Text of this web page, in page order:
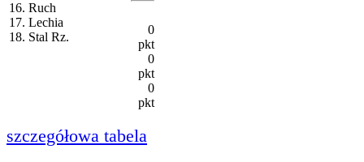
16. Ruch
17. Lechia
18. Stal Rz.
0
pkt
0
pkt
0
pkt
szczegółowa tabela